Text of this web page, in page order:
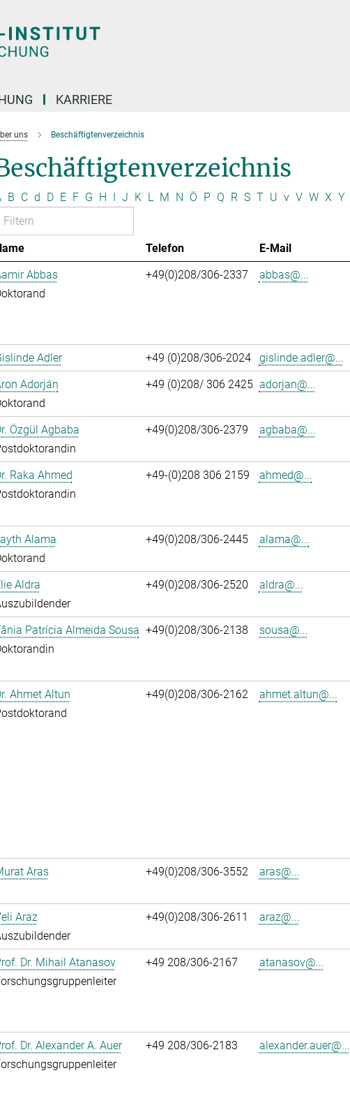
KARRIERE
uns Beschäftigtenverzeichnis
B C d D E F G H I J K L M N Ö P Q R S T U v V W X Y
Telefon E-Mail
Abbas
+49(0)208/306-2337 abbas@...
Adler
+49 (0)208/306-2024 gislinde.adler@...
Adorján
+49 (0)208/ 306 2425 adorjan@...
Özgül Agbaba
+49(0)208/306-2379 agbaba@...
Raka Ahmed
+49-(0)208 306 2159 ahmed@...
Alama
+49(0)208/306-2445 alama@...
Aldra
+49(0)208/306-2520 aldra@...
Patrícia Almeida Sousa +49(0)208/306-2138 sousa@...
Ahmet Altun
+49(0)208/306-2162 ahmet.altun@...
Aras
+49(0)208/306-3552 aras@...
Araz
+49(0)208/306-2611 araz@...
Dr. Mihail Atanasov
+49 208/306-2167 atanasov@...
Dr. Alexander A. Auer
+49 208/306-2183 alexander.auer@...